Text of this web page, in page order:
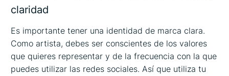
claridad
Es importante tener una identidad de marca clara.
Como artista, debes ser conscientes de los valores
que quieres representar y de la frecuencia con la que
puedes utilizar las redes sociales. Así que utiliza tu